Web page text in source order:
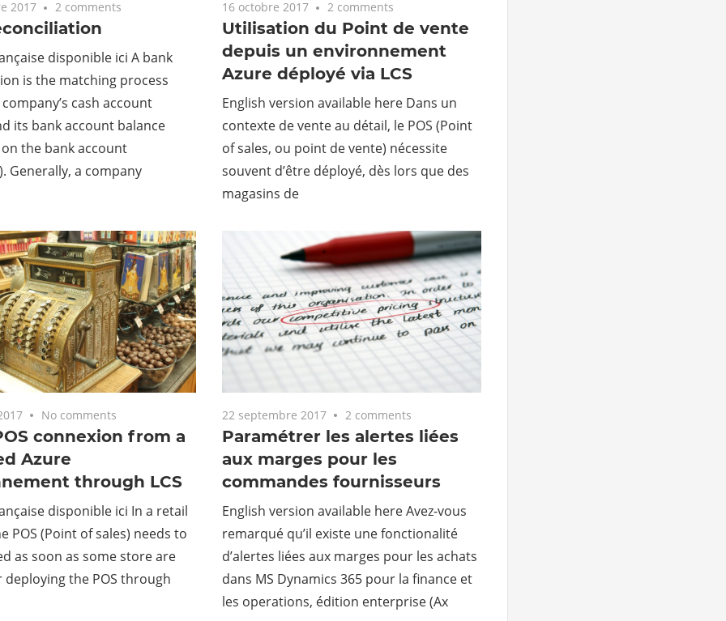
2017 2 comments
disponible ici A bank
is the matching process
cash account
its bank account balance
the bank account
Generally, a company
16 octobre 2017 2 comments
Utilisation du Point de vente
depuis un environnement
Azure déployé via LCS
English version available here Dans un
contexte de vente au détail, le POS (Point
of sales, ou point de vente) nécessite
souvent d’être déployé, dès lors que des
magasins de
No comments
connexion from a
Azure
through LCS
disponible ici In a retail
POS (Point of sales) needs to
as soon as some store are
deploying the POS through
22 septembre 2017 2 comments
Paramétrer les alertes liées
aux marges pour les
commandes fournisseurs
English version available here Avez-vous
remarqué qu’il existe une fonctionalité
d’alertes liées aux marges pour les achats
dans MS Dynamics 365 pour la finance et
les operations, édition enterprise (Ax